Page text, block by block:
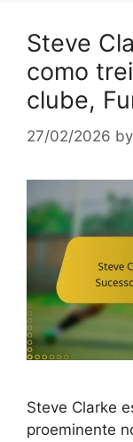
Steve
como
clube,
27/02/2026 by
Steve Clarke
proeminente